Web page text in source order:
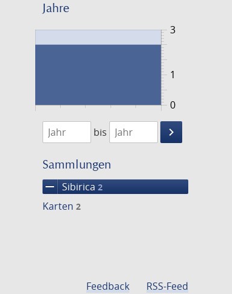
Jahre
0
3
1
1720
1721
bis
keyboard_arrow_right
Suche
Sammlungen
remove Sibirica 2
Karten 2
Feedback RSS-Feed